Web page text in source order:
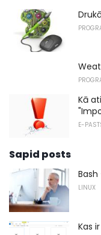
Kā
E-
Sapid posts
LINUX
Kas